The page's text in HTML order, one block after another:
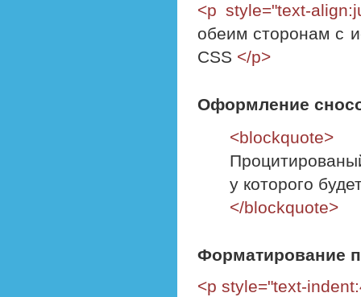
<p style="text-
обеим сторонам с
CSS </p>
Оформление
<blockquote>
у которого
</blockquote>
Форматирование
<p style="text-